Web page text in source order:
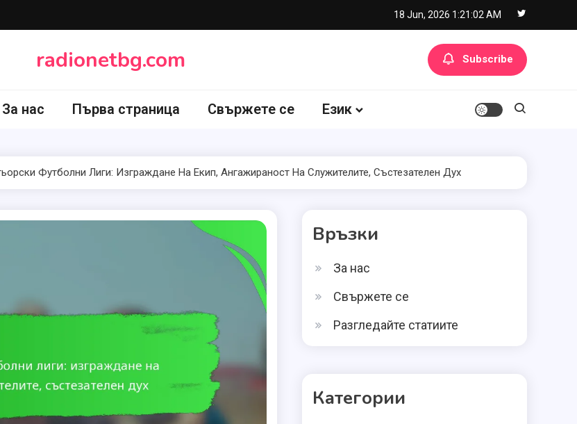
18 Jun, 2026 1:21:03 AM
radionetbg.com Subscribe
За нас Първа страница Свържете се Език
Футболни Лиги: Изграждане На Екип, Ангажираност На Служителите, Състезателен Дух
Връзки
За нас
Свържете се
Разгледайте статиите
Категории